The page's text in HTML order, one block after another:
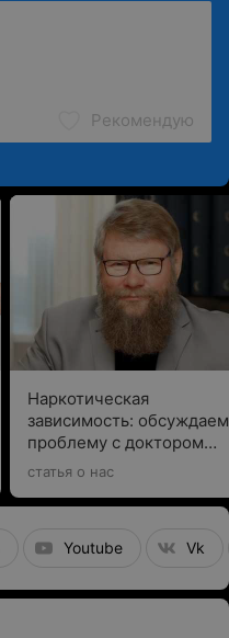
Рекомендую
Наркотическая
зависимость: обсуждаем
проблему с доктором
Сайковым
статья о нас
Youtube Vk